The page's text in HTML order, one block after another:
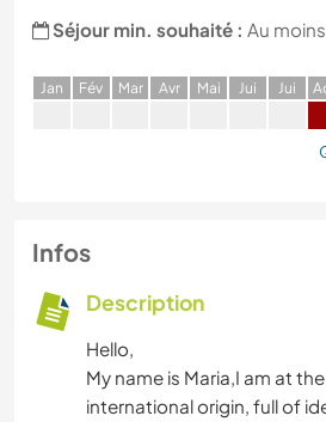
Séjour min. souhaité : Au
Jan Fév Mar Avr Mai Jui Jui A
Infos
Description
Hello,
My name is Maria,I am at
international origin, full of